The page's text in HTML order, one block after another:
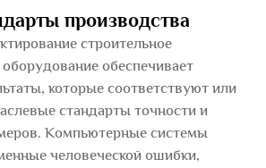
производства
строительное
оборудование обеспечивает
которые соответствуют или
стандарты точности и
Компьютерные системы
человеческой ошибки,